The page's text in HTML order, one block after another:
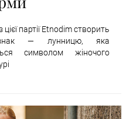
партії Etnodim створить
знак — лунницю, яка
символом жіночого